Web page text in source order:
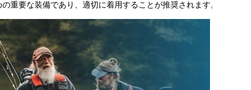
重要な装備であり、適切に着用することが推奨されます。